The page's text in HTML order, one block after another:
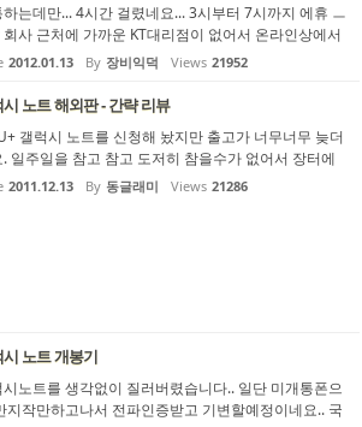
는데만... 4시간 걸렸네요... 3시부터 7시까지 에휴 ㅡ
회사 근처에 가까운 KT대리점이 없어서 온라인상에서
작성하고, 펙스 보내고.. 상담원과 재밌있는(?) 통화하
.... 설명하고.. 설명하고... 설명하고.... 설명하고..... 설명
설명하고... 설명하고.... 설명하고..... 설명하고.. 설명
... 설명하고.... 설명하고..... 설명하고.. 설명하고... 설명
.... 설명하고..... 설명하고.. 설명하고... 설명하고.... 설명
..... 설명하고.. 설명하고... 설명하고.... 설명하고.......
2012.01.13 By 장비익덕 Views 21952
시 노트 해외판 - 간략 리뷰
갤럭시 노트를 신청해 놨지만 출고가 너무너무 늦더
. 일주일을 참고 참고 도저히 참을수가 없어서 장터에
미개봉 물건을 하나 급하게 건져왔습니다. 기존 갤럭
HD LTE를 백업해서 고대로 복구해서 따로 셋팅할것
2011.12.13 By 동글래미 Views 21286
시 노트 개봉기
시노트를 생각없이 질러버렸습니다.. 일단 미개통폰으
지작만하고나서 전파인증받고 기변할예정이네요.. 국